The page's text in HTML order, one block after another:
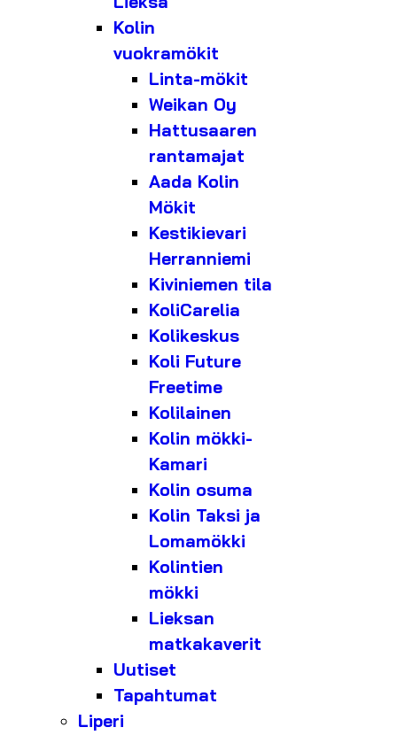
Kolin
vuokramökit
Linta-mökit
Weikan Oy
Hattusaaren
rantamajat
Aada Kolin
Mökit
Kestikievari
Herranniemi
Kiviniemen tila
KoliCarelia
Kolikeskus
Koli Future
Freetime
Kolilainen
Kolin mökki-
Kamari
Kolin osuma
Kolin Taksi ja
Lomamökki
Kolintien
mökki
Lieksan
matkakaverit
Uutiset
Tapahtumat
Liperi